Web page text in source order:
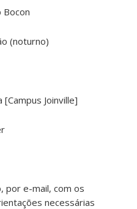
Bocon
(noturno)
Joinville]
por e-mail, com os
necessárias